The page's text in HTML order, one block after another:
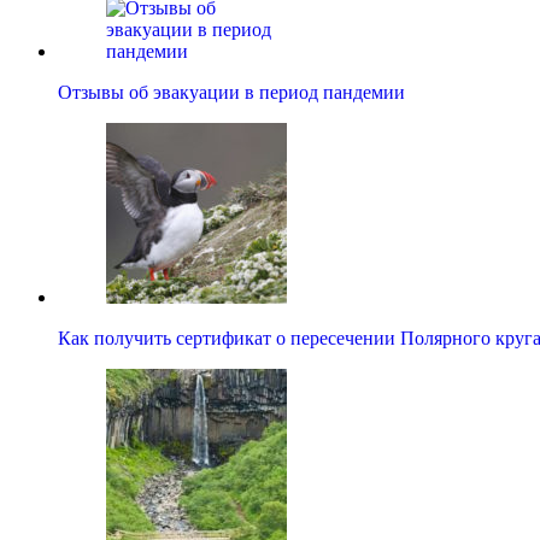
Отзывы об эвакуации в период пандемии
Как получить сертификат о пересечении Полярного